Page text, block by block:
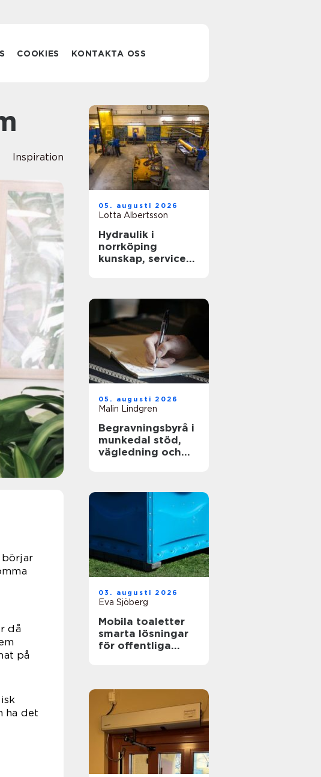
COOKIES KONTAKTA OSS
Inspiration
börjar
då
på
ha det
05. augusti 2026
Lotta Albertsson
Hydraulik i
norrköping
kunskap, service
05. augusti 2026
Malin Lindgren
Begravningsbyrå i
munkedal stöd,
vägledning och
03. augusti 2026
Eva Sjöberg
Mobila toaletter
smarta lösningar
för offentliga